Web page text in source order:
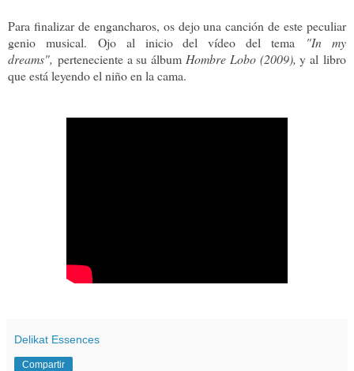
Para finalizar de engancharos, os dejo una canción de este peculiar
genio musical. Ojo al inicio del vídeo del tema "In my
dreams", perteneciente a su álbum Hombre Lobo (2009),y al libro
que está leyendo el niño en la cama.
Delikat Essences
Compartir